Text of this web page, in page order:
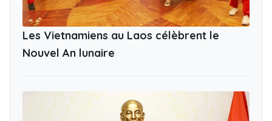
Les Vietnamiens au Laos célèbrent le
Nouvel An lunaire